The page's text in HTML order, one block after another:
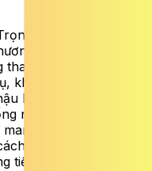
Cảnh nên phục
pháp Trọng
Trọng Cảnh.
khi tán; vận hội xưa
hay khí bạc, kẻ
nhau. Thế mà có
các phương
rập khuôn, làm
tiếc lắm sao?